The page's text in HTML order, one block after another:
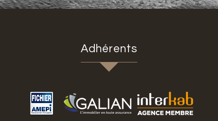
Adhérents